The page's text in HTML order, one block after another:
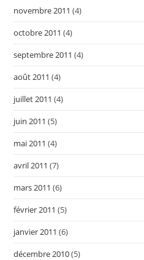
novembre 2011 (4)
octobre 2011 (4)
septembre 2011 (4)
août 2011 (4)
juillet 2011 (4)
juin 2011 (5)
mai 2011 (4)
avril 2011 (7)
mars 2011 (6)
février 2011 (5)
janvier 2011 (6)
décembre 2010(5)